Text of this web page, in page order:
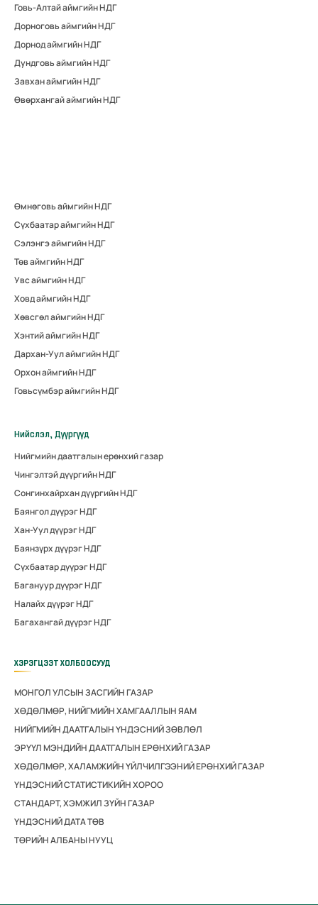
Говь-Алтай аймгийн НДГ
Дорноговь аймгийн НДГ
Дорнод аймгийн НДГ
Дундговь аймгийн НДГ
Завхан аймгийн НДГ
Өвөрхангай аймгийн НДГ
Өмнөговь аймгийн НДГ
Сүхбаатар аймгийн НДГ
Сэлэнгэ аймгийн НДГ
Төв аймгийн НДГ
Увс аймгийн НДГ
Ховд аймгийн НДГ
Хөвсгөл аймгийн НДГ
Хэнтий аймгийн НДГ
Дархан-Уул аймгийн НДГ
Орхон аймгийн НДГ
Говьсүмбэр аймгийн НДГ
Нийслэл, Дүүргүүд
Нийгмийн даатгалын ерөнхий газар
Чингэлтэй дүүргийн НДГ
Сонгинхайрхан дүүргийн НДГ
Баянгол дүүрэг НДГ
Хан-Уул дүүрэг НДГ
Баянзүрх дүүрэг НДГ
Сүхбаатар дүүрэг НДГ
Багануур дүүрэг НДГ
Налайх дүүрэг НДГ
Багахангай дүүрэг НДГ
ХЭРЭГЦЭЭТ ХОЛБООСУУД
МОНГОЛ УЛСЫН ЗАСГИЙН ГАЗАР
ХӨДӨЛМӨР, НИЙГМИЙН ХАМГААЛЛЫН ЯАМ
НИЙГМИЙН ДААТГАЛЫН ҮНДЭСНИЙ ЗӨВЛӨЛ
ЭРҮҮЛ МЭНДИЙН ДААТГАЛЫН ЕРӨНХИЙ ГАЗАР
ХӨДӨЛМӨР, ХАЛАМЖИЙН ҮЙЛЧИЛГЭЭНИЙ ЕРӨНХИЙ ГАЗАР
ҮНДЭСНИЙ СТАТИСТИКИЙН ХОРОО
СТАНДАРТ, ХЭМЖИЛ ЗҮЙН ГАЗАР
ҮНДЭСНИЙ ДАТА ТӨВ
ТӨРИЙН АЛБАНЫ НУУЦ